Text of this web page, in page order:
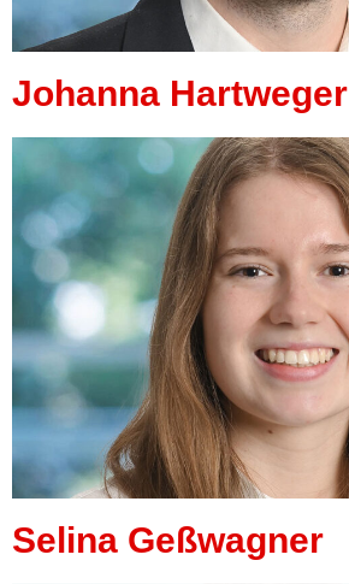
Johanna Hartweger
Selina Geßwagner